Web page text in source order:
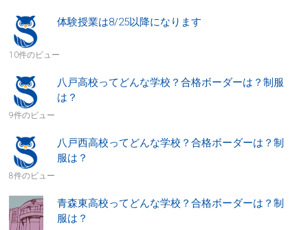
体験授業は8/25以降になります
10件のビュー
八戸高校ってどんな学校？合格ボーダーは？制服
は？
9件のビュー
八戸西高校ってどんな学校？合格ボーダーは？制
服は？
8件のビュー
青森東高校ってどんな学校？合格ボーダーは？制
服は？